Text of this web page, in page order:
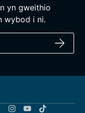
yn gweithio
wybod i ni.